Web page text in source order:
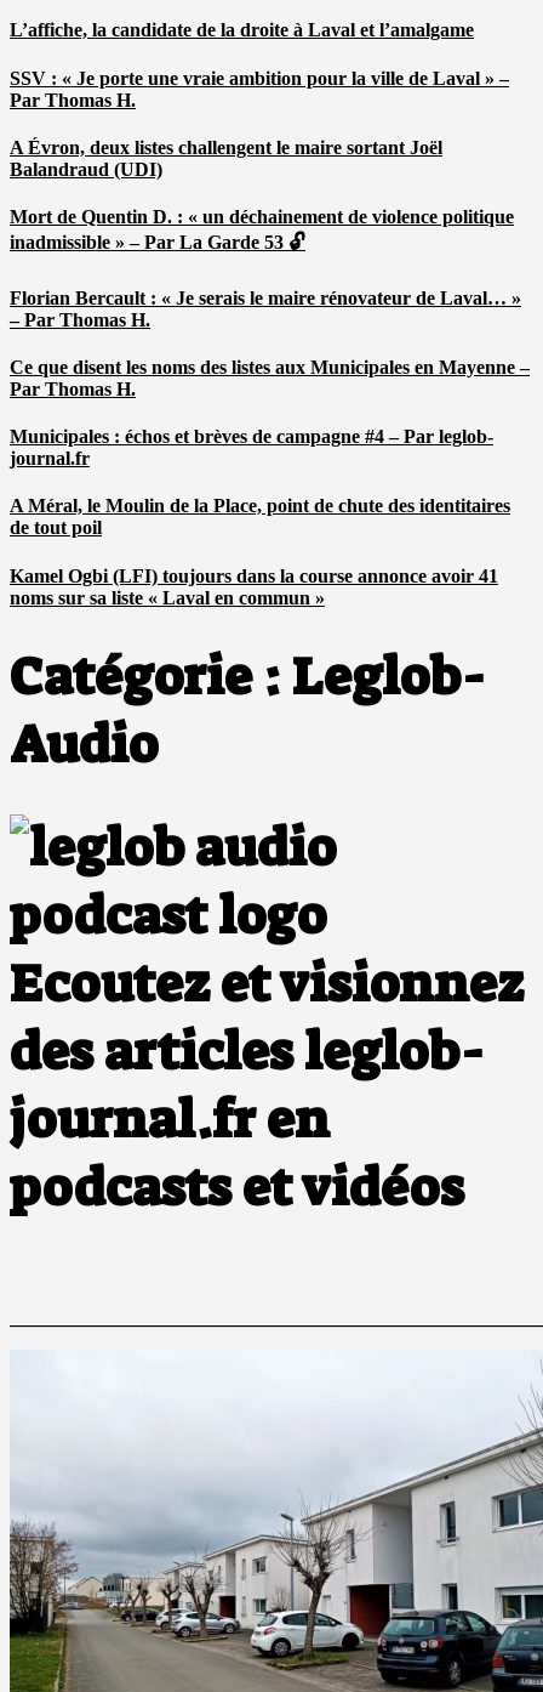
L’affiche, la candidate de la droite à Laval et l’amalgame
SSV : « Je porte une vraie ambition pour la ville de Laval » –
Par Thomas H.
A Évron, deux listes challengent le maire sortant Joël
Balandraud (UDI)
Mort de Quentin D. : « un déchainement de violence politique
inadmissible » – Par La Garde 53 🔓
Florian Bercault : « Je serais le maire rénovateur de Laval… »
– Par Thomas H.
Ce que disent les noms des listes aux Municipales en Mayenne –
Par Thomas H.
Municipales : échos et brèves de campagne #4 – Par leglob-
journal.fr
A Méral, le Moulin de la Place, point de chute des identitaires
de tout poil
Kamel Ogbi (LFI) toujours dans la course annonce avoir 41
noms sur sa liste « Laval en commun »
Catégorie :Leglob-
Audio
Ecoutez et visionnez
des articles leglob-
journal.fr en
podcasts et vidéos